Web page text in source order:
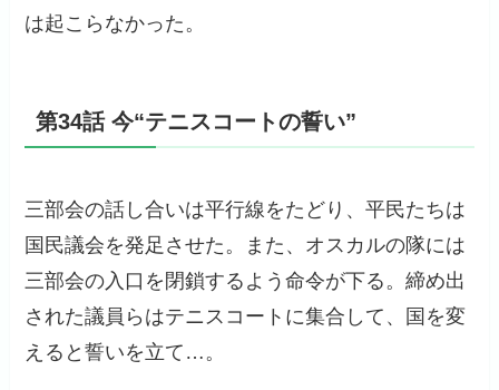
は起こらなかった。
第34話 今“テニスコートの誓い”
三部会の話し合いは平行線をたどり、平民たちは
国民議会を発足させた。また、オスカルの隊には
三部会の入口を閉鎖するよう命令が下る。締め出
された議員らはテニスコートに集合して、国を変
えると誓いを立て…。